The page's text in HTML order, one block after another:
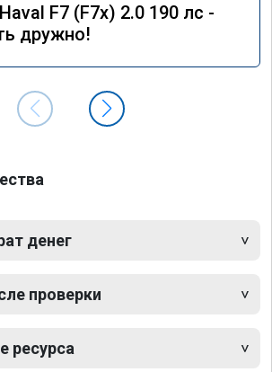
F7 (F7x) 2.0 190 лс -
дружно!
денег
проверки
ресурса